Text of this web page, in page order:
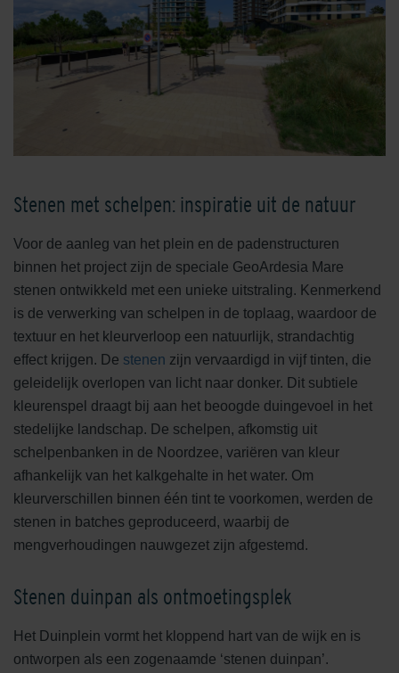
Stenen met schelpen: inspiratie uit de natuur
Voor de aanleg van het plein en de padenstructuren
binnen het project zijn de speciale GeoArdesia Mare
stenen ontwikkeld met een unieke uitstraling. Kenmerkend
is de verwerking van schelpen in de toplaag, waardoor de
textuur en het kleurverloop een natuurlijk, strandachtig
effect krijgen. De stenen zijn vervaardigd in vijf tinten, die
geleidelijk overlopen van licht naar donker. Dit subtiele
kleurenspel draagt bij aan het beoogde duingevoel in het
stedelijke landschap. De schelpen, afkomstig uit
schelpenbanken in de Noordzee, variëren van kleur
afhankelijk van het kalkgehalte in het water. Om
kleurverschillen binnen één tint te voorkomen, werden de
stenen in batches geproduceerd, waarbij de
mengverhoudingen nauwgezet zijn afgestemd.
Stenen duinpan als ontmoetingsplek
Het Duinplein vormt het kloppend hart van de wijk en is
ontworpen als een zogenaamde ‘stenen duinpan’.